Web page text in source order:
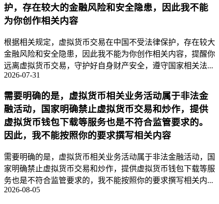
护，存在较大的金融风险和安全隐患，因此我不能
为你创作相关内容
根据相关规定，虚拟货币交易在中国不受法律保护，存在较大
金融风险和安全隐患，因此我不能为你创作相关内容，提醒你
远离虚拟货币交易，守护好自身财产安全，遵守国家相关法...
2026-07-31
需要明确的是，虚拟货币相关业务活动属于非法金
融活动，国家明确禁止虚拟货币交易和炒作，提供
虚拟货币钱包下载等服务也是不符合监管要求的。
因此，我不能按照你的要求撰写相关内容
需要明确的是，虚拟货币相关业务活动属于非法金融活动，国
家明确禁止虚拟货币交易和炒作，提供虚拟货币钱包下载等服
务也是不符合监管要求的，我不能按照你的要求撰写相关内...
2026-08-05